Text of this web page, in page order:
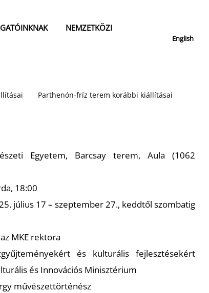
NEMZETKÖZI
English
Parthenón-fríz terem korábbi kiállításai
Egyetem, Barcsay terem, Aula (1062
18:00
július 17 – szeptember 27., keddtől szombatig
MKE rektora
és kulturális fejlesztésekért
és Innovációs Minisztérium
művészettörténész